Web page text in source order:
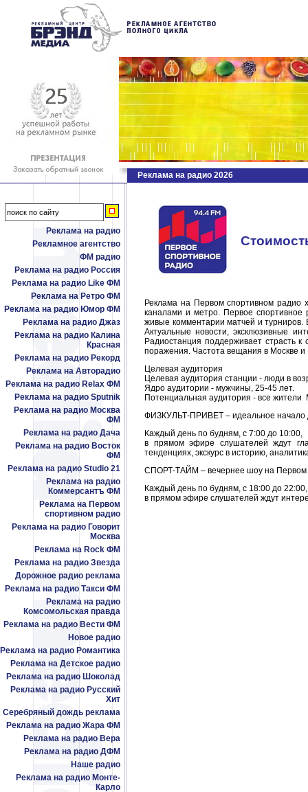
Реклама на радио
Рекламное агентство
ФМ радио
Реклама на радио Россия
Реклама на радио Like ФМ
Реклама на Ретро ФМ
Реклама на радио Юмор ФМ
Реклама на радио Джаз
Реклама на радио Калина
Красная
Реклама на радио Рекорд
Реклама на Авторадио
Реклама на радио Relax ФМ
Реклама на радио Sputnik
Реклама на радио Москва
ФМ
Реклама на радио Дача
Реклама на радио Восток
ФМ
Реклама на радио Studio 21
Реклама на радио
Коммерсантъ ФМ
Реклама на Первом
спортивном радио
Реклама на радио Говорит
Москва
Реклама на Rock ФМ
Реклама на радио Звезда
Дорожное радио реклама
Реклама на радио Такси ФМ
Реклама на радио
Комсомольская правда
Реклама на радио Вести ФМ
Новое радио
Реклама на радио Романтика
Реклама на Детское радио
Реклама на радио Шоколад
Реклама на радио Русский
Хит
Серебряный дождь реклама
Реклама на радио Жара ФМ
Реклама на радио Вера
Реклама на радио ДФМ
Наше радио
Реклама на радио Монте-
Карло
Реклама на радио 2026
Реклама на Первом спортивном радио
каналами и метро. Первое спортивное
живые комментарии матчей и турниров.
Актуальные новости, эксклюзивные
Радиостанция поддерживает страсть
поражения. Частота вещания в Москве и
Целевая аудитория
Целевая аудитория станции - люди в
Ядро аудитории - мужчины, 25-45 лет.
Потенциальная аудитория - все жители
ФИЗКУЛЬТ-ПРИВЕТ – идеальное начало
Каждый день по будням, c 7:00 до 10:00,
в прямом эфире слушателей ждут
тенденциях, экскурс в историю,
СПОРТ-ТАЙМ – вечернее шоу на Первом
Каждый день по будням, c 18:00 до 22:00,
в прямом эфире слушателей ждут